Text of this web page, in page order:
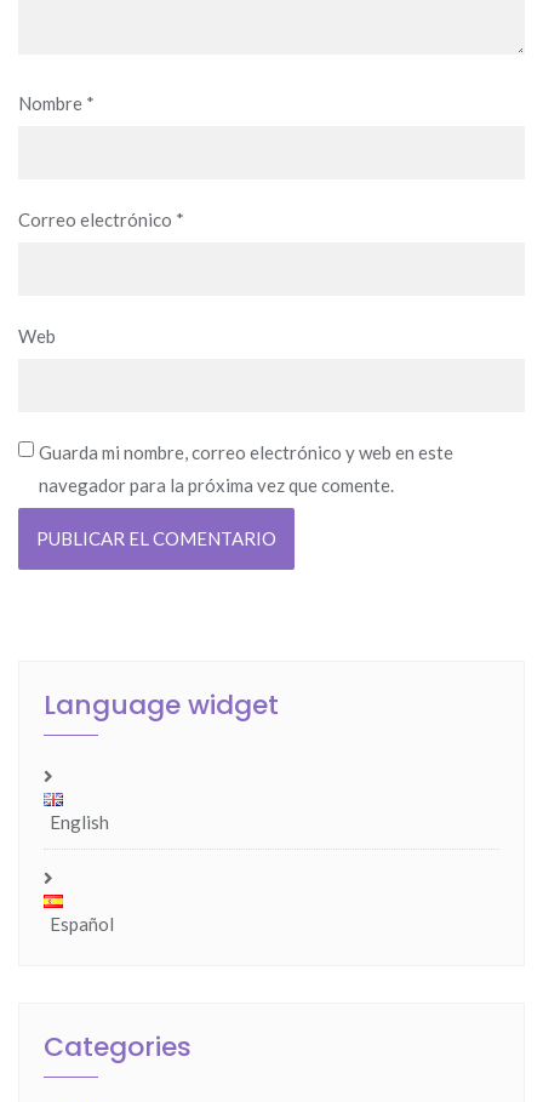
Nombre *
Correo electrónico *
Web
Guarda mi nombre, correo electrónico y web en este
navegador para la próxima vez que comente.
Language widget
English
Español
Categories